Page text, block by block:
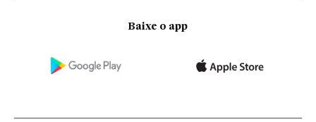
Baixe o app